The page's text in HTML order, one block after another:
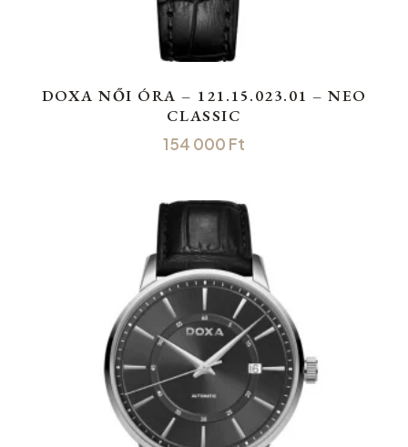
DOXA NŐI ÓRA – 121.15.023.01 – NEO
CLASSIC
154 000 Ft